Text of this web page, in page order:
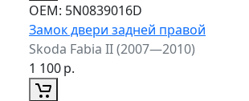
ОЕМ: 5N0839016D
Замок двери задней правой
Skoda Fabia II (2007—2010)
1 100р.